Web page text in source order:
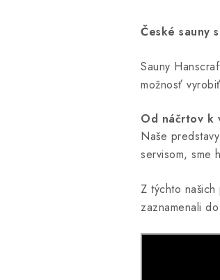
České sauny
Sauny
možnosť
Od náčrtov k
Naše
servisom, sme
Z týchto
zaznamenali